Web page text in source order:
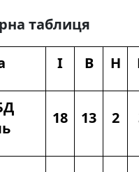
таблиця
І В Н
18 13 2